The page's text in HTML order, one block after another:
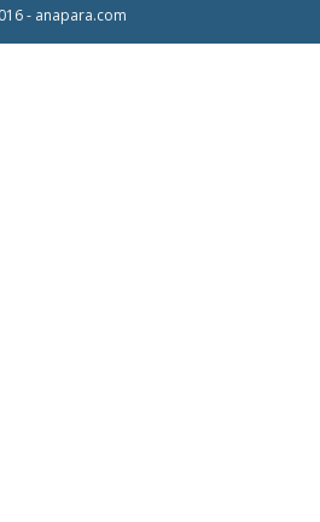
- anapara.com